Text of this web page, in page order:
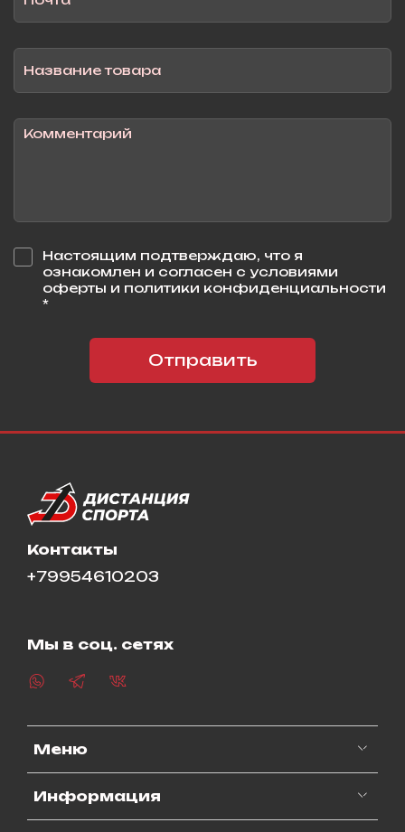
Настоящим подтверждаю, что я
ознакомлен и согласен с условиями
оферты и политики конфиденциальности
*
Отправить
Меню
Информация
Контакты
+79954610203
Мы в соц. сетях